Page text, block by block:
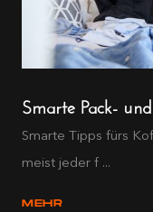
Smarte Pack-
Smarte Tipps fürs
meist jeder f ...
MEHR